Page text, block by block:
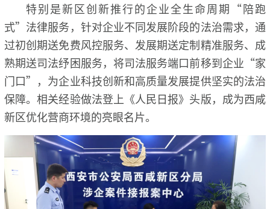
特别是新区创新推行的企业全生命周期“陪跑
式”法律服务，针对企业不同发展阶段的法治需求，通
过初创期送免费风控服务、发展期送定制精准服务、成
熟期送司法纾困服务，将司法服务端口前移到企业“家
门口”，为企业科技创新和高质量发展提供坚实的法治
保障。相关经验做法登上《人民日报》头版，成为西咸
新区优化营商环境的亮眼名片。